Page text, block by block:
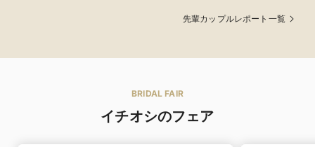
先輩カップルレポート一覧
BRIDAL FAIR
イチオシのフェア